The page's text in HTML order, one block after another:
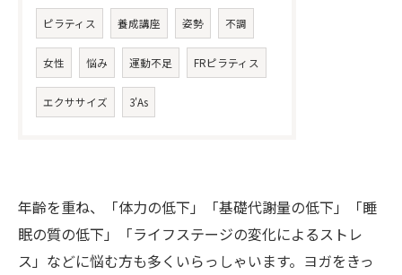
ピラティス 養成講座 姿勢 不調
女性 悩み 運動不足 FRピラティス
エクササイズ 3'As
年齡を重ね、「体力の低下」「基礎代謝量の低下」「睡
眠の質の低下」「ライフステージの変化によるストレ
ス」などに悩む方も多くいらっしゃいます。ヨガをきっ